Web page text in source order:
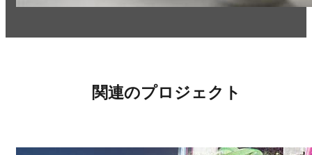
関連のプロジェクト